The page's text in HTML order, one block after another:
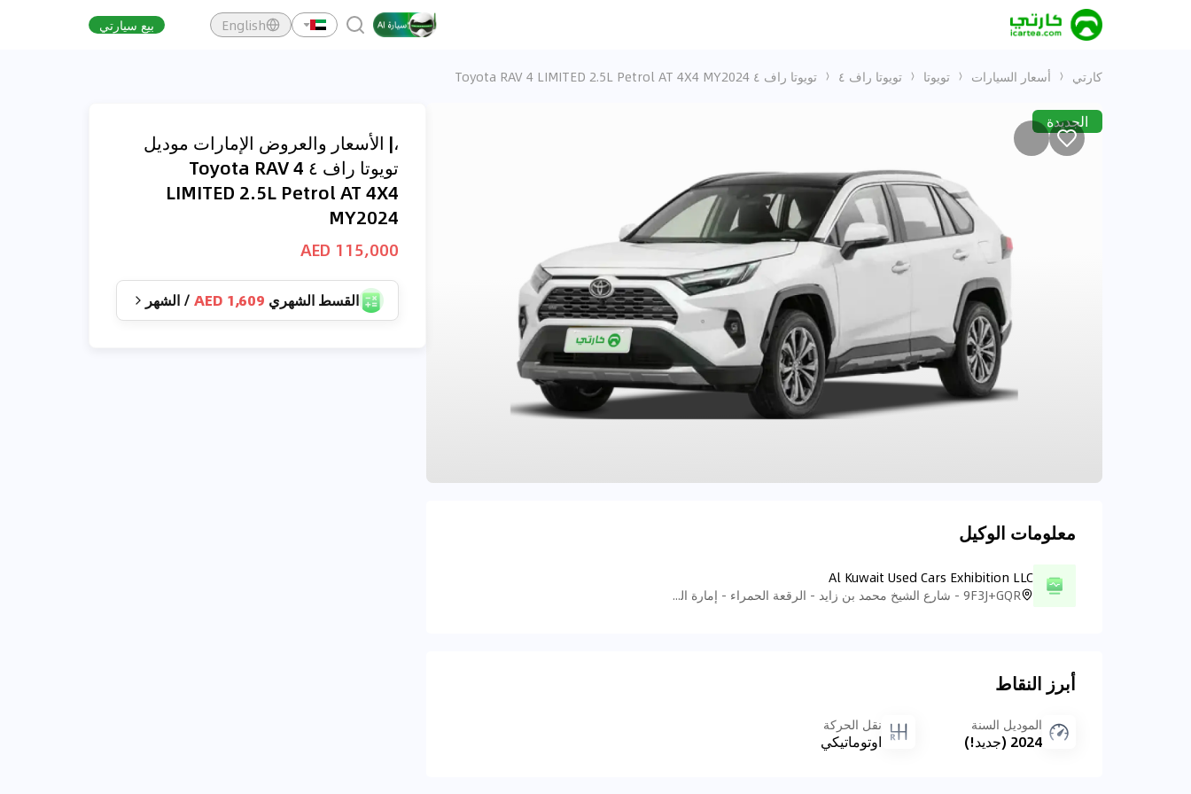
English بيع سيارتي
كارتي أسعار السيارات تويوتا تويوتا راف ٤ تويوتا راف ٤ Toyota RAV 4 LIMITED 2.5L Petrol AT 4X4 MY2024
الجديدة
معلومات الوكيل
Al Kuwait Used Cars Exhibition LLC
9F3J+GQR - شارع الشيخ محمد بن زايد - الرقعة الحمراء - إمارة الشارقةّ - الإمارات العربية المتحدة
أبرز النقاط
الموديل السنة
2024 (جديد!)
نقل الحركة
اوتوماتيكي
،| الأسعار والعروض الإمارات موديل
تويوتا راف ٤ Toyota RAV 4
LIMITED 2.5L Petrol AT 4X4
MY2024
115,000 AED
القسط الشهري 1,609 AED
/ الشهر